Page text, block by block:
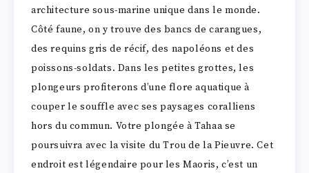
architecture sous-marine unique dans le monde.
Côté faune, on y trouve des bancs de carangues,
des requins gris de récif, des napoléons et des
poissons-soldats. Dans les petites grottes, les
plongeurs profiterons d’une flore aquatique à
couper le souffle avec ses paysages coralliens
hors du commun. Votre plongée à Tahaa se
poursuivra avec la visite du Trou de la Pieuvre. Cet
endroit est légendaire pour les Maoris, c’est un